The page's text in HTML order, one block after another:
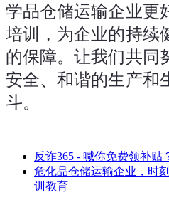
学品仓储运输企业更
培训，为企业的持续
的保障。让我们共同
安全、和谐的生产和
斗。
反诈365 - 喊你免费领补贴
危化品仓储运输企业，时
训教育